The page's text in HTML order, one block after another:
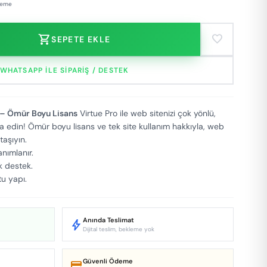
shopping_cartSEPETE EKLE favorite
WHATSAPP ILE SIPARIŞ / DESTEK
Ömür Boyu Lisans Virtue Pro ile web sitenizi çok yönlü,
Ömür boyu lisans ve tek site kullanım hakkıyla, web
destek.
yapı.
bolt Anında Teslimat
Dijital teslim, bekleme yok
Güvenli Ödeme